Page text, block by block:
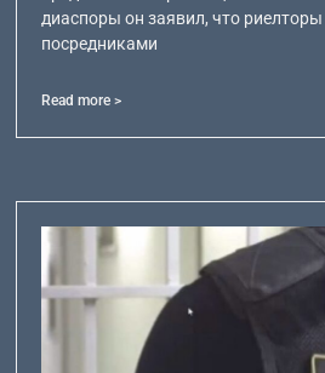
диаспоры он заявил, что
посредниками
Read more >